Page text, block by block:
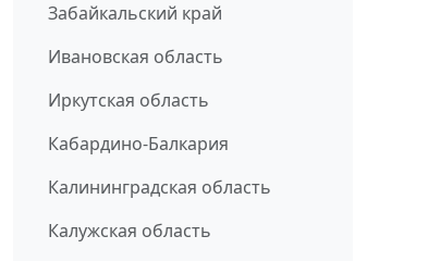
Забайкальский край
Ивановская область
Иркутская область
Кабардино-Балкария
Калининградская область
Калужская область